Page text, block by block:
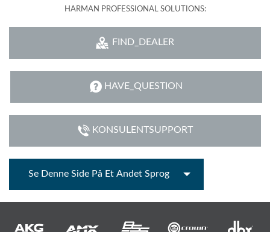
HARMAN PROFESSIONAL SOLUTIONS:
FIND_DEALER
HAVE_QUESTION
KONSULENTSUPPORT
Se Denne Side På Et Andet Sprog